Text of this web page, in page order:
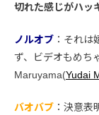
切れた感じがハッ
ノルオブ ：それ
ず、ビデオもめち
Maruyama(Yudai
バオバブ ：決意